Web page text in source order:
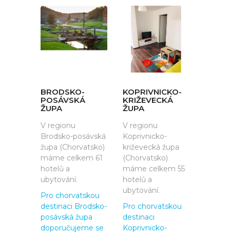
BRODSKO-
POSÁVSKÁ
ŽUPA
V regionu
Brodsko-posávská
župa (Chorvatsko)
máme celkem 61
hotelů a
ubytování.
Pro chorvatskou
destinaci Brodsko-
posávská župa
doporučujeme se
KOPRIVNICKO-
KRIŽEVECKÁ
ŽUPA
V regionu
Koprivnicko-
križevecká župa
(Chorvatsko)
máme celkem 55
hotelů a
ubytování.
Pro chorvatskou
destinaci
Koprivnicko-